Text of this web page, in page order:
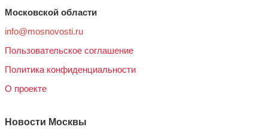
Московской области
info@mosnovosti.ru
Пользовательское соглашение
Политика конфиденциальности
О проекте
Новости Москвы